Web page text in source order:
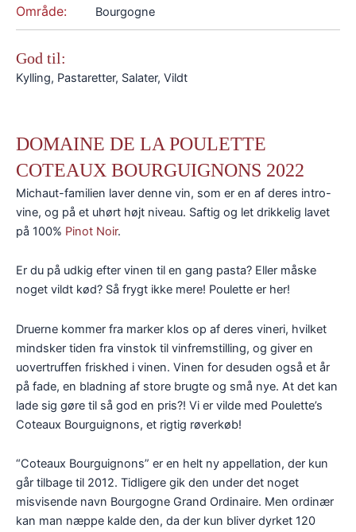
Område: Bourgogne
God til:
Kylling, Pastaretter, Salater, Vildt
DOMAINE DE LA POULETTE
COTEAUX BOURGUIGNONS 2022
Michaut-familien laver denne vin, som er en af deres intro-
vine, og på et uhørt højt niveau. Saftig og let drikkelig lavet
på 100% Pinot Noir.
Er du på udkig efter vinen til en gang pasta? Eller måske
noget vildt kød? Så frygt ikke mere! Poulette er her!
Druerne kommer fra marker klos op af deres vineri, hvilket
mindsker tiden fra vinstok til vinfremstilling, og giver en
uovertruffen friskhed i vinen. Vinen for desuden også et år
på fade, en bladning af store brugte og små nye. At det kan
lade sig gøre til så god en pris?! Vi er vilde med Poulette’s
Coteaux Bourguignons, et rigtig røverkøb!
“Coteaux Bourguignons” er en helt ny appellation, der kun
går tilbage til 2012. Tidligere gik den under det noget
misvisende navn Bourgogne Grand Ordinaire. Men ordinær
kan man næppe kalde den, da der kun bliver dyrket 120